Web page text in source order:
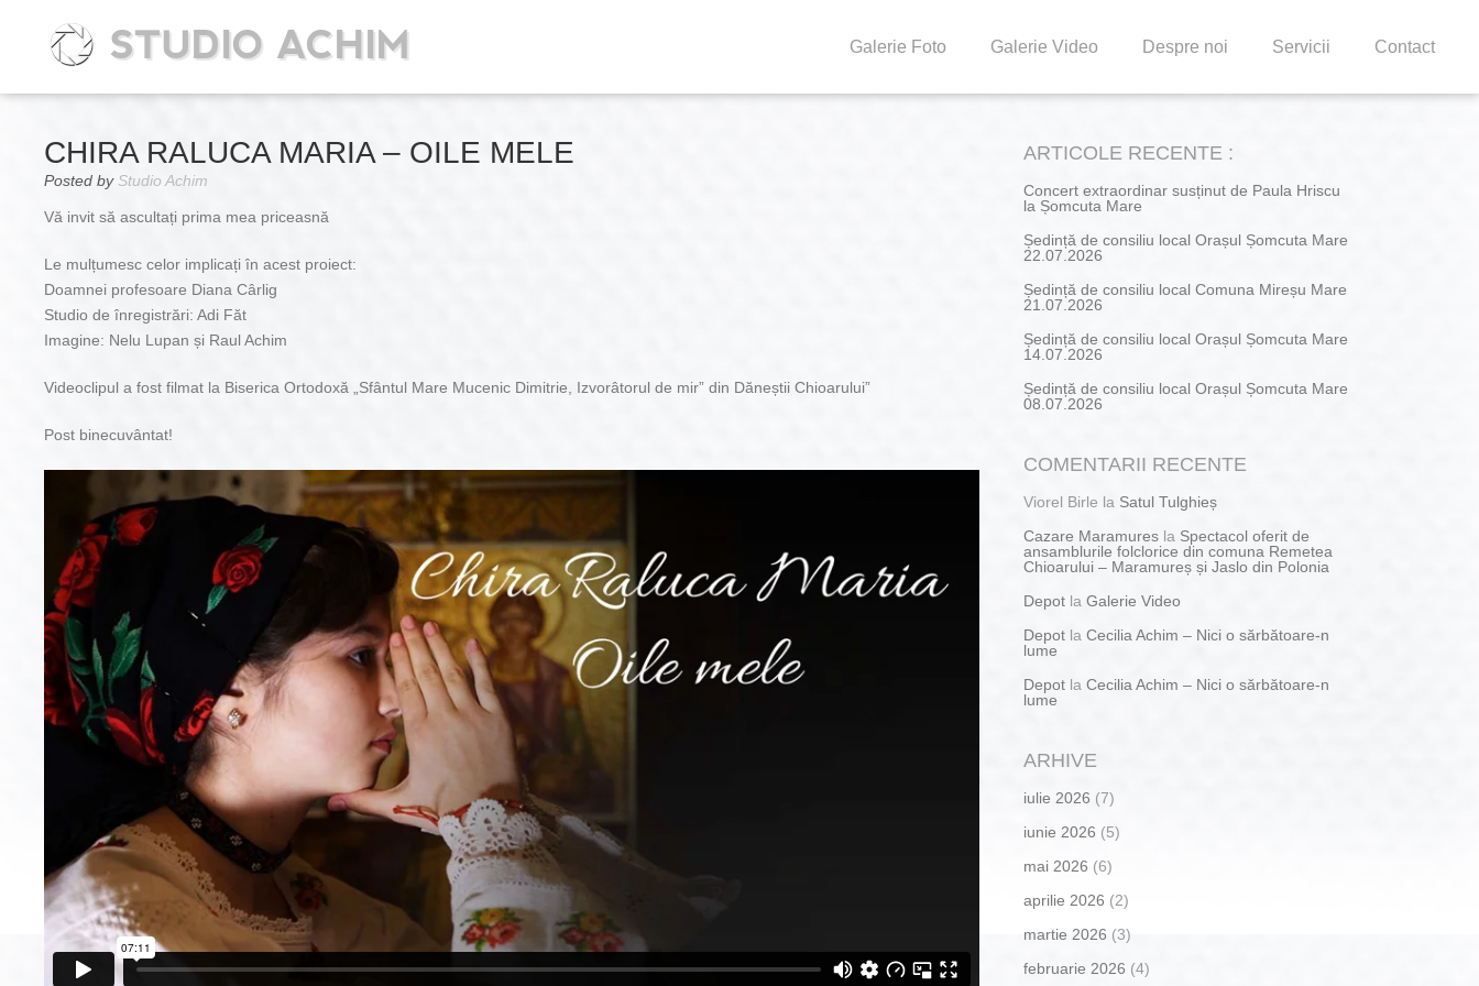
STUDIO ACHIM Galerie Foto Galerie Video Despre noi Servicii Contact
CHIRA RALUCA MARIA – OILE MELE
Posted byStudio Achim
Vă invit să ascultați prima mea priceasnă
Le mulțumesc celor implicați în acest proiect:
Doamnei profesoare Diana Cârlig
Studio de înregistrări: Adi Făt
Imagine: Nelu Lupan și Raul Achim
Videoclipul a fost filmat la Biserica Ortodoxă „Sfântul Mare Mucenic Dimitrie, Izvorâtorul de mir” din Dăneștii Chioarului”
Post binecuvântat!
ARTICOLE RECENTE :
Concert extraordinar susținut de Paula Hriscu
la Șomcuta Mare
Ședință de consiliu local Orașul Șomcuta Mare
22.07.2026
Ședință de consiliu local Comuna Mireșu Mare
21.07.2026
Ședință de consiliu local Orașul Șomcuta Mare
14.07.2026
Ședință de consiliu local Orașul Șomcuta Mare
08.07.2026
COMENTARII RECENTE
Viorel Birle la Satul Tulghieș
Cazare Maramures la Spectacol oferit de
ansamblurile folclorice din comuna Remetea
Chioarului – Maramureș și Jaslo din Polonia
Depot la Galerie Video
Depot la Cecilia Achim – Nici o sărbătoare-n
lume
Depot la Cecilia Achim – Nici o sărbătoare-n
lume
ARHIVE
iulie 2026 (7)
iunie 2026 (5)
mai 2026 (6)
aprilie 2026 (2)
martie 2026 (3)
februarie 2026 (4)